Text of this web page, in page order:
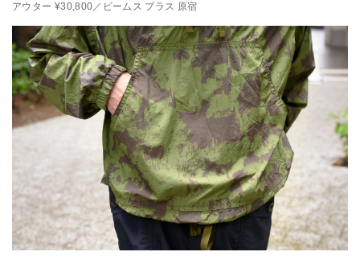
アウター ¥30,800／ビームス プラス 原宿